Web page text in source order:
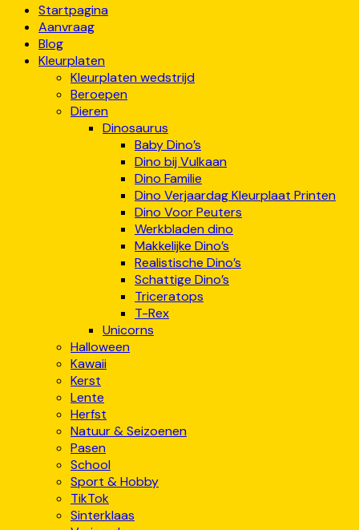
Startpagina
Aanvraag
Blog
Kleurplaten
Kleurplaten wedstrijd
Beroepen
Dieren
Dinosaurus
Baby Dino’s
Dino bij Vulkaan
Dino Familie
Dino Verjaardag Kleurplaat Printen
Dino Voor Peuters
Werkbladen dino
Makkelijke Dino’s
Realistische Dino’s
Schattige Dino’s
Triceratops
T-Rex
Unicorns
Halloween
Kawaii
Kerst
Lente
Herfst
Natuur & Seizoenen
Pasen
School
Sport & Hobby
TikTok
Sinterklaas